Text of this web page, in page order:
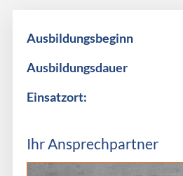
Ausbildungsbeginn
Ausbildungsdauer
Einsatzort:
Ihr Ansprechpartner